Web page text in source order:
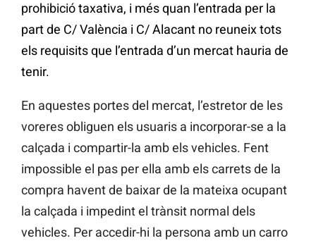
prohibició taxativa, i més quan l’entrada per la
part de C/ València i C/ Alacant no reuneix tots
els requisits que l’entrada d’un mercat hauria de
tenir.
En aquestes portes del mercat, l’estretor de les
voreres obliguen els usuaris a incorporar-se a la
calçada i compartir-la amb els vehicles. Fent
impossible el pas per ella amb els carrets de la
compra havent de baixar de la mateixa ocupant
la calçada i impedint el trànsit normal dels
vehicles. Per accedir-hi la persona amb un carro